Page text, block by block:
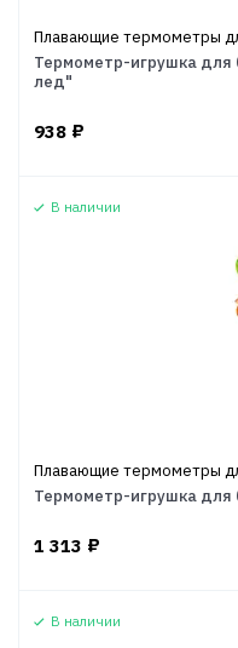
Плавающие термометры
Термометр-игрушка для
лед"
938 ₽
В наличии
Плавающие термометры
Термометр-игрушка для
1 313 ₽
В наличии